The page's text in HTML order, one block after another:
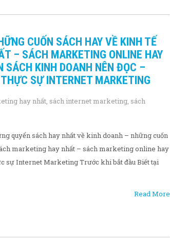
CUỐN SÁCH HAY VỀ KINH TẾ
– SÁCH MARKETING ONLINE HAY
SÁCH KINH DOANH NÊN ĐỌC –
SỰ INTERNET MARKETING
hay nhất sách internet marketing sách
quyển sách hay nhất về kinh doanh – những cuốn
marketing hay nhất – sách marketing online hay
sự Internet Marketing Trước khi bắt đầu Biết tại
Read More